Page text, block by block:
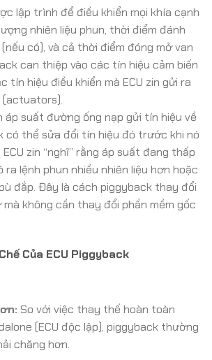
lập trình để điều khiển mọi khía cạnh
nhiên liệu phun, thời điểm đánh
có), và cả thời điểm đóng mở van
can thiệp vào các tín hiệu cảm biến
tín hiệu điều khiển mà ECU zin gửi ra
(actuators).
áp suất đường ống nạp gửi tín hiệu về
có thể sửa đổi tín hiệu đó trước khi nó
ECU zin “nghĩ” rằng áp suất đang thấp
lệnh phun nhiều nhiên liệu hơn hoặc
đắp. Đây là cách piggyback thay đổi
không cần thay đổi phần mềm gốc
Của ECU Piggyback
So với việc thay thế hoàn toàn
(ECU độc lập), piggyback thường
chăng hơn.